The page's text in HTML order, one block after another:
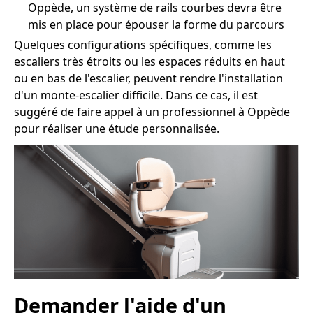
Oppède, un système de rails courbes devra être
mis en place pour épouser la forme du parcours
Quelques configurations spécifiques, comme les
escaliers très étroits ou les espaces réduits en haut
ou en bas de l'escalier, peuvent rendre l'installation
d'un monte-escalier difficile. Dans ce cas, il est
suggéré de faire appel à un professionnel à Oppède
pour réaliser une étude personnalisée.
Demander l'aide d'un